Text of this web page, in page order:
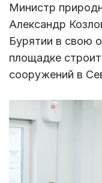
Министр
Александр
Бурятии в свою
площадке
сооружений в